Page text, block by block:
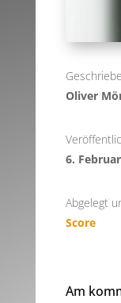
Oliver
6.
Abgelegt
Score
Am